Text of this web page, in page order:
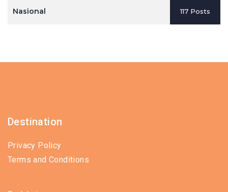
Nasional 117 Posts
Destination
Privacy Policy
Terms and Conditions